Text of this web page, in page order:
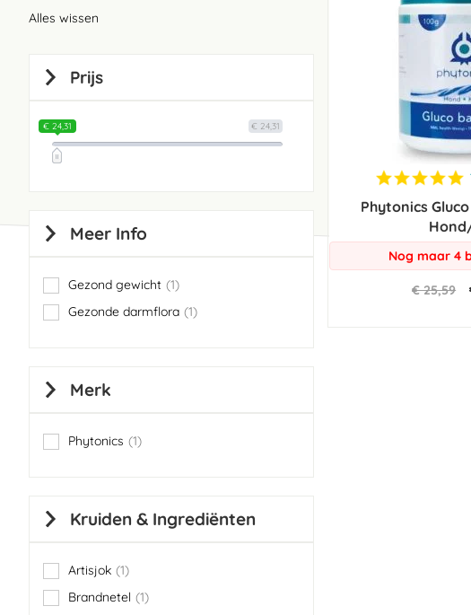
Phytonics
Nog maar 4
€ 25,59
Alles wissen
Prijs
€ 24,31
€ 24,31
Meer Info
Gezond gewicht 1
item
Gezonde darmflora 1
item
Merk
Phytonics 1
item
Kruiden & Ingrediënten
Artisjok 1
item
Brandnetel
1
item